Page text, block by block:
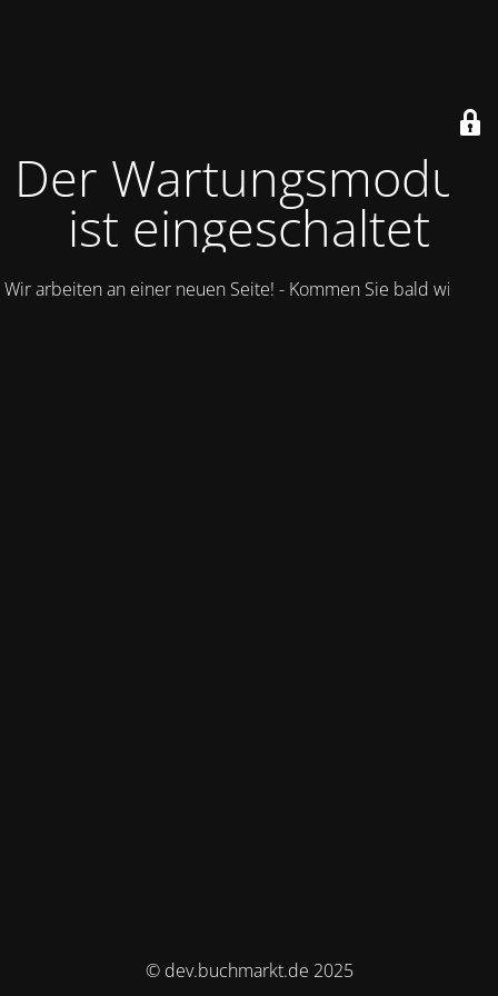
Der Wartungsmodus
ist eingeschaltet
Wir arbeiten an einer neuen Seite! - Kommen Sie bald wieder.
© dev.buchmarkt.de 2025